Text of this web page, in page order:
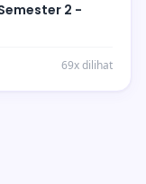
2 -
69x dilihat